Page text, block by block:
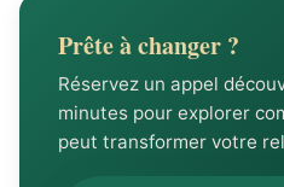
Prête à changer ?
Réservez un appel
minutes pour explorer
peut transformer votre